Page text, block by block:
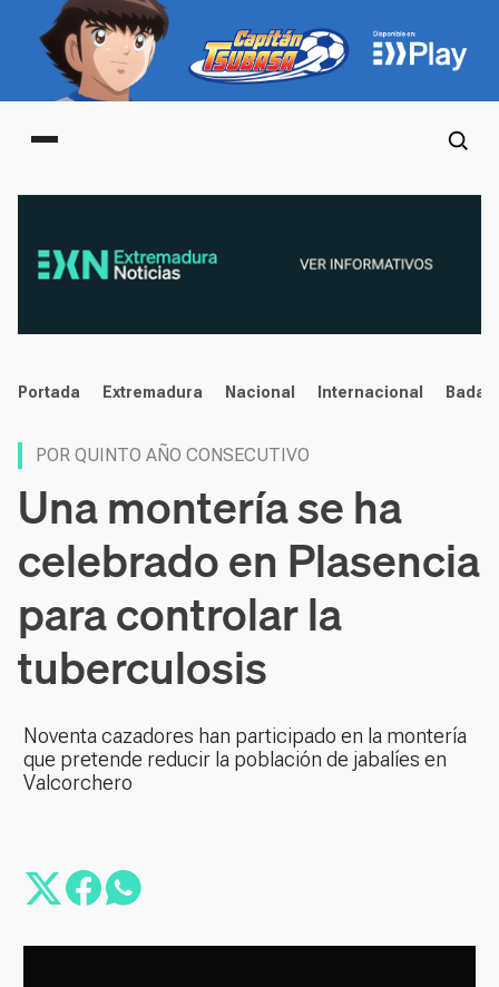
Main menu
noticias
Portada Extremadura Nacional Internacional
POR QUINTO AÑO CONSECUTIVO
Una montería se ha
celebrado en Plasencia
para controlar la
tuberculosis
Noventa cazadores han participado en la montería
que pretende reducir la población de jabalíes en
Valcorchero